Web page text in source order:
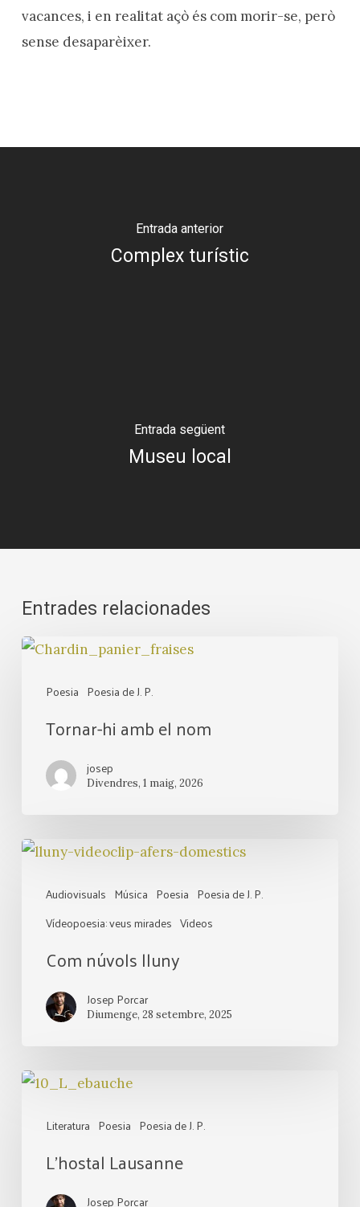
vacances, i en realitat açò és com morir-se, però
sense desaparèixer.
Entrada anterior
Complex turístic
Entrada següent
Museu local
Entrades relacionades
Poesia Poesia de J. P.
Tornar-
amb
Tornar-hi amb el nom
josep
Divendres, 1 maig, 2026
Audiovisuals Música Poesia Poesia de J. P.
Vídeopoesia: veus mirades Videos
Com
lluny
Com núvols lluny
Josep Porcar
Diumenge, 28 setembre, 2025
Literatura Poesia Poesia de J. P.
L’hostal
L’hostal Lausanne
Josep Porcar